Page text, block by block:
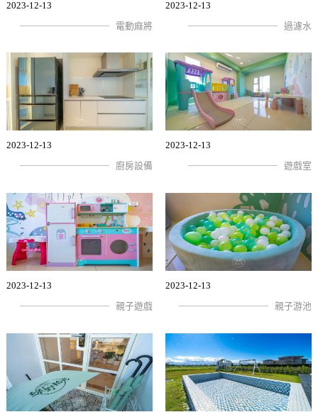
2023-12-13
電動麻將
2023-12-13
過濾水
2023-12-13
廚房設備
2023-12-13
遊戲室
2023-12-13
親子遊戲
2023-12-13
親子游池